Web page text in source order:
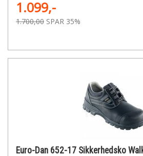
1.099,-
1.700,00 SPAR 35%
Euro-Dan 652-17 Sikkerhedsko